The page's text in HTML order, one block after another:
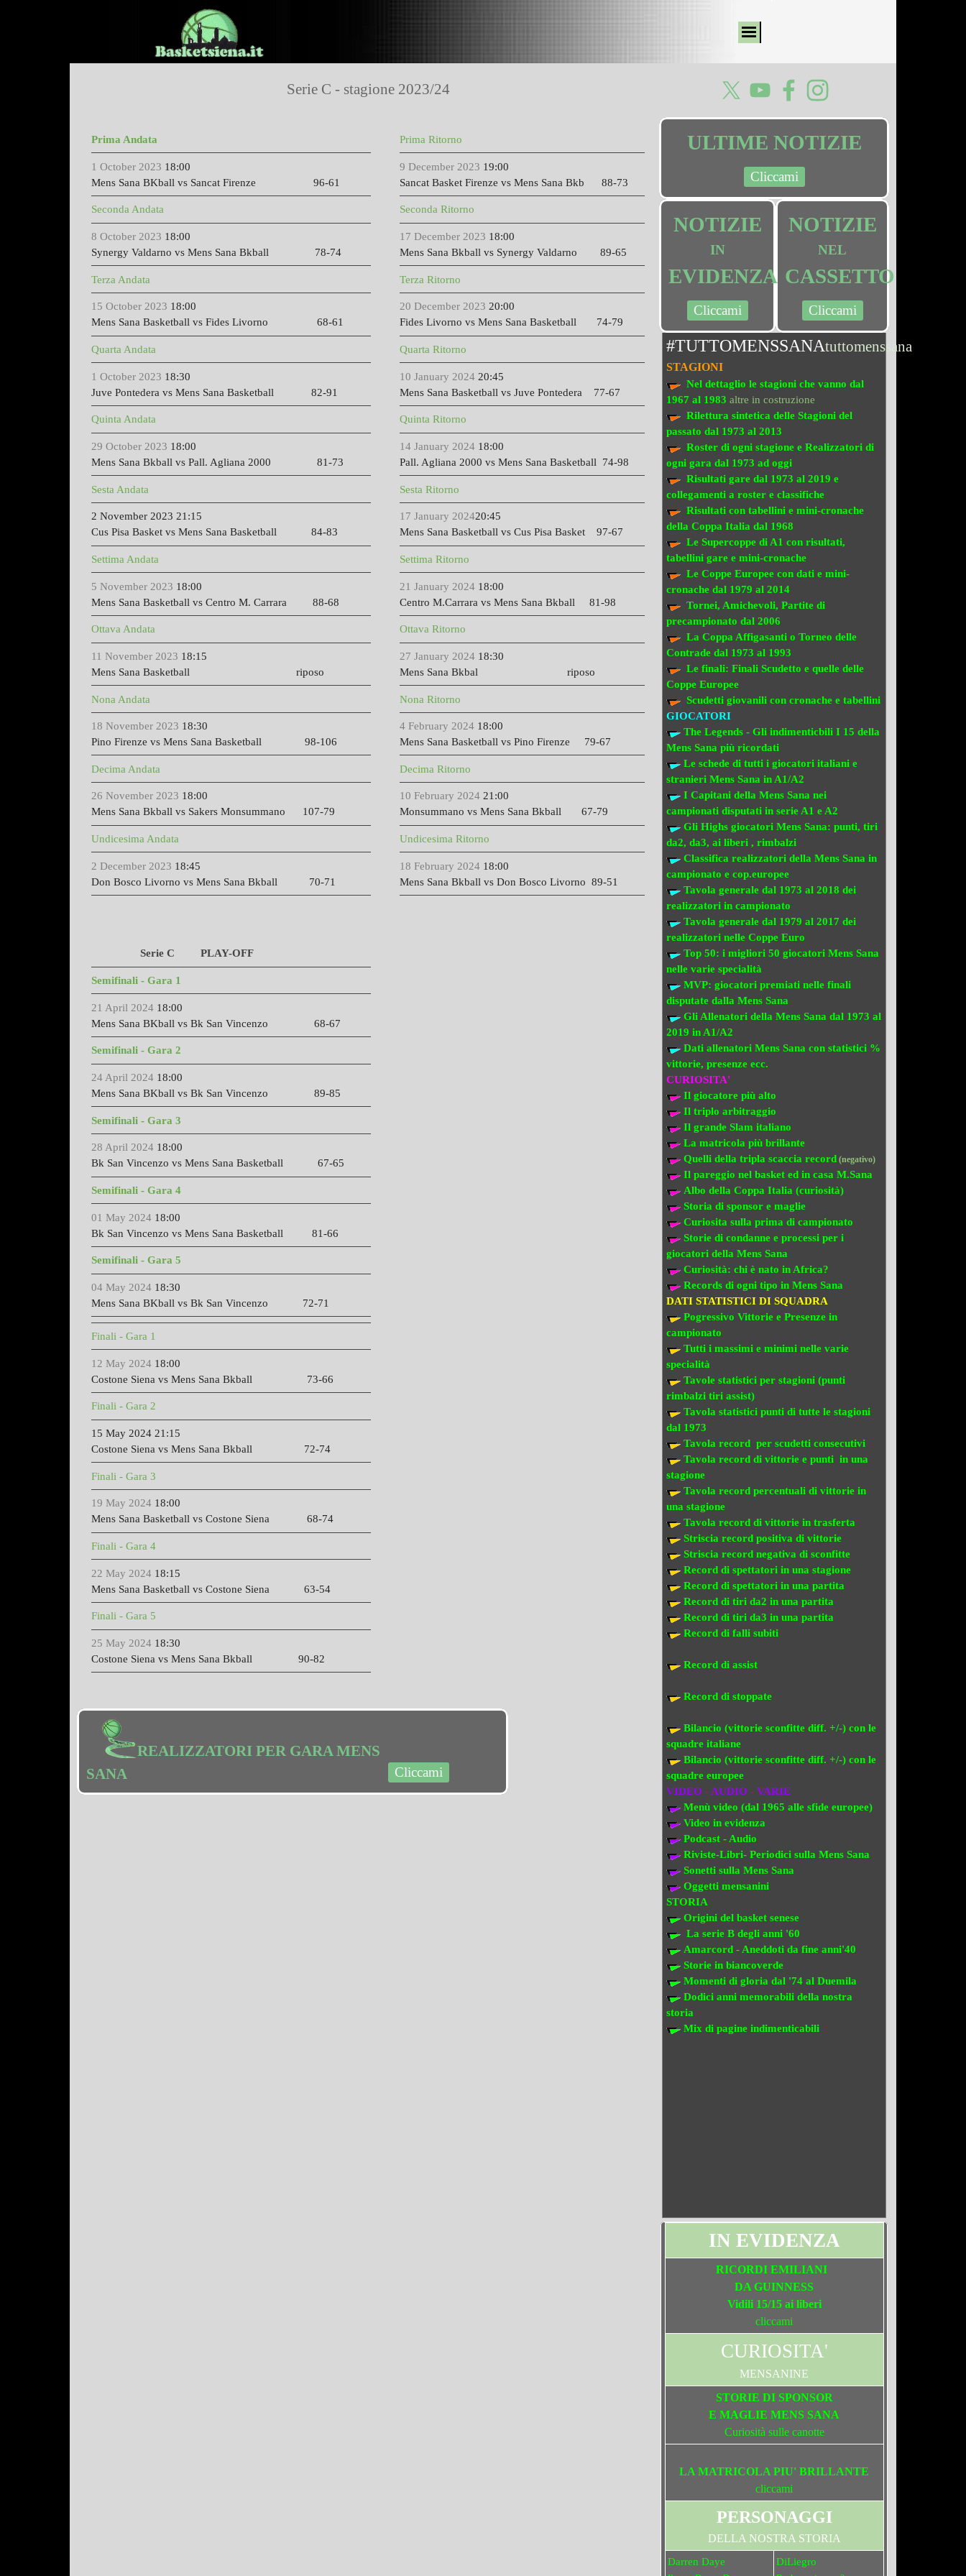
Serie C - stagione 2023/24
Prima Andata
1 October 2023 18:00
Mens Sana BKball vs Sancat Firenze
96-61
Seconda Andata
8 October 2023 18:00
Synergy Valdarno vs Mens Sana Bkball
78-74
Terza Andata
15 October 2023 18:00
Mens Sana Basketball vs Fides Livorno
68-61
Quarta Andata
1 October 2023 18:30
Juve Pontedera vs Mens Sana Basketball 82-91
Quinta Andata
29 October 2023 18:00
Mens Sana Bkball vs Pall. Agliana 2000 81-73
Sesta Andata
2 November 2023 21:15
Cus Pisa Basket vs Mens Sana Basketball 84-83
Settima Andata
5 November 2023 18:00
Mens Sana Basketball vs Centro M. Carrara 88-68
Ottava Andata
11 November 2023 18:15
Mens Sana Basketball
riposo
Nona Andata
18 November 2023 18:30
Pino Firenze vs Mens Sana Basketball 98-106
Decima Andata
26 November 2023 18:00
Mens Sana Bkball vs Sakers Monsummano 107-79
Undicesima Andata
2 December 2023 18:45
Don Bosco Livorno vs Mens Sana Bkball 70-71
Prima Ritorno
9 December 2023 19:00
Sancat Basket Firenze vs Mens Sana Bkb 88-73
Seconda Ritorno
17 December 2023 18:00
Mens Sana Bkball vs Synergy Valdarno 89-65
Terza Ritorno
20 December 2023 20:00
Fides Livorno vs Mens Sana Basketball 74-79
Quarta Ritorno
10 January 2024 20:45
Mens Sana Basketball vs Juve Pontedera 77-67
Quinta Ritorno
14 January 2024 18:00
Pall. Agliana 2000 vs Mens Sana Basketball 74-98
Sesta Ritorno
17 January 202420:45
Mens Sana Basketball vs Cus Pisa Basket 97-67
Settima Ritorno
21 January 2024 18:00
Centro M.Carrara vs Mens Sana Bkball 81-98
Ottava Ritorno
27 January 2024 18:30
Mens Sana Bkbal riposo
Nona Ritorno
4 February 2024 18:00
Mens Sana Basketball vs Pino Firenze 79-67
Decima Ritorno
10 February 2024 21:00
Monsummano vs Mens Sana Bkball 67-79
Undicesima Ritorno
18 February 2024 18:00
Mens Sana Bkball vs Don Bosco Livorno 89-51
Serie C PLAY-OFF
Semifinali - Gara 1
21 April 2024 18:00
Mens Sana BKball vs Bk San Vincenzo
68-67
Semifinali - Gara 2
24 April 2024 18:00
Mens Sana BKball vs Bk San Vincenzo
89-85
Semifinali - Gara 3
28 April 2024 18:00
Bk San Vincenzo vs Mens Sana Basketball 67-65
Semifinali - Gara 4
01 May 2024 18:00
Bk San Vincenzo vs Mens Sana Basketball 81-66
Semifinali - Gara 5
04 May 2024 18:30
Mens Sana BKball vs Bk San Vincenzo
72-71
Finali - Gara 1
12 May 2024 18:00
Costone Siena vs Mens Sana Bkball 73-66
Finali - Gara 2
15 May 2024 21:15
Costone Siena vs Mens Sana Bkball 72-74
Finali - Gara 3
19 May 2024 18:00
Mens Sana Basketball vs Costone Siena 68-74
Finali - Gara 4
22 May 2024 18:15
Mens Sana Basketball vs Costone Siena 63-54
Finali - Gara 5
25 May 2024 18:30
Costone Siena vs Mens Sana Bkball 90-82
REALIZZATORI PER GARA MENS
SANA
Cliccami
ULTIME NOTIZIE
Cliccami
NOTIZIE
IN
EVIDENZA
Cliccami
NOTIZIE
NEL
CASSETTO
Cliccami
#TUTTOMENSSANAtuttomenssana
STAGIONI
Nel dettaglio le stagioni che vanno dal
1967 al 1983 altre in costruzione
Rilettura sintetica delle Stagioni del
passato dal 1973 al 2013
Roster di ogni stagione e Realizzatori di
ogni gara dal 1973 ad oggi
Risultati gare dal 1973 al 2019 e
collegamenti a roster e classifiche
Risultati con tabellini e mini-cronache
della Coppa Italia dal 1968
Le Supercoppe di A1con risultati,
tabellini gare e mini-cronache
Le Coppe Europeecon dati e mini-
cronache dal 1979 al 2014
Tornei, Amichevoli, Partite di
precampionato dal 2006
La Coppa Affigasanti o Torneo delle
Contrade dal 1973 al 1993
Le finali:Finali Scudetto e quelle delle
Coppe Europee
Scudetti giovanili con cronache e tabellini
GIOCATORI
The Legends - Gli indimenticbiliI 15 della
Mens Sana più ricordati
Le schede di tutti i giocatori italiani e
stranieriMens Sana in A1/A2
I Capitani della Mens Sananei
campionati disputati in serie A1 e A2
Gli Highs giocatori Mens Sana: punti, tiri
da2, da3, ai liberi , rimbalzi
Classifica realizzatori della Mens Sana in
campionato e cop.europee
Tavola generale dal 1973 al 2018dei
realizzatoriin campionato
Tavola generale dal 1979 al 2017 dei
realizzatori nelle Coppe Euro
Top 50: i migliori 50 giocatori Mens Sana
nelle varie specialità
MVP: giocatori premiatinelle finali
disputate dalla Mens Sana
Gli Allenatori della Mens Sanadal 1973 al
2019 in A1/A2
Dati allenatori Mens Sanacon statistici %
vittorie, presenze ecc.
CURIOSITA'
Il giocatore più alto
Il triplo arbitraggio
Il grande Slam italiano
La matricola più brillante
Quelli della tripla scaccia record (negativo)
Il pareggio nel basket ed in casa M.Sana
Albo della Coppa Italia (curiosità)
Storia di sponsor e maglie
Curiosita sulla prima di campionato
Storie di condanne e processi per i
giocatori della Mens Sana
Curiosità: chi è nato in Africa?
Records di ogni tipo in Mens Sana
DATI STATISTICI DI SQUADRA
Pogressivo Vittorie e Presenze in
campionato
Tutti i massimi e minimi nelle varie
specialità
Tavole statistici per stagioni (punti
rimbalzi tiri assist)
Tavola statistici punti di tutte le stagioni
dal 1973
Tavola record per scudetti consecutivi
Tavola record di vittorie e punti in una
stagione
Tavola record percentuali di vittorie in
una stagione
Tavola record di vittorie in trasferta
Striscia record positiva di vittorie
Striscia record negativa di sconfitte
Record di spettatori in una stagione
Record di spettatori in una partita
Record di tiri da2 in una partita
Record di tiri da3 in una partita
Record di falli subiti
Record di assist
Record di stoppate
Bilancio (vittorie sconfitte diff. +/-) con le
squadre italiane
Bilancio (vittorie sconfitte diff. +/-) conle
squadre europee
VIDEO - AUDIO - VARIE
Menù video (dal 1965 alle sfide europee)
Video in evidenza
Podcast - Audio
Riviste-Libri- Periodici sulla Mens Sana
Sonetti sulla Mens Sana
Oggetti mensanini
STORIA
Origini del basket senese
La serie B degli anni '60
Amarcord - Aneddoti da fine anni'40
Storie in biancoverde
Momenti di gloria dal '74 al Duemila
Dodici anni memorabili della nostra
storia
Mix di pagine indimenticabili
IN EVIDENZA
RICORDI EMILIANI
DA GUINNESS
Vidili 15/15 ai liberi
cliccami
CURIOSITA'
MENSANINE
STORIE DI SPONSOR
E MAGLIE MENS SANA
Curiosità sulle canotte
LA MATRICOLA PIU' BRILLANTE
cliccami
PERSONAGGI
DELLA NOSTRA STORIA
Darren Daye DiLiegro